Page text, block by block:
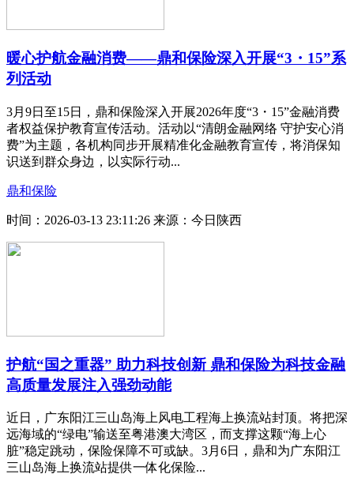
暖心护航金融消费——鼎和保险深入开展“3・15”系
列活动
3月9日至15日，鼎和保险深入开展2026年度“3・15”金融消费
者权益保护教育宣传活动。活动以“清朗金融网络 守护安心消
费”为主题，各机构同步开展精准化金融教育宣传，将消保知
识送到群众身边，以实际行动...
鼎和保险
时间：2026-03-13 23:11:26 来源：今日陕西
护航“国之重器” 助力科技创新 鼎和保险为科技金融
高质量发展注入强劲动能
近日，广东阳江三山岛海上风电工程海上换流站封顶。将把深
远海域的“绿电”输送至粤港澳大湾区，而支撑这颗“海上心
脏”稳定跳动，保险保障不可或缺。3月6日，鼎和为广东阳江
三山岛海上换流站提供一体化保险...